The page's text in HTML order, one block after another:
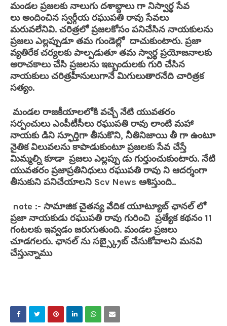
మండల ప్రజలకు నాలుగు దశాబ్దాలు గా నిస్వార్థ సేవ
లుఅందించిన స్వర్గీయ రఘుపతి రావు సేవలు
మరువలేనివి. చరిత్రలో ప్రజలకోసం పనిచేసిన నాయకులను
ప్రజలు ఎల్లప్పుడూ తమ గుండెల్లో దాచుకుంటారు. ప్రజా
వ్యతిరేక చర్యలకు పాల్పడుతూ తమ స్వార్ధ ప్రయోజనాలకు
అరాచకాలు చేసి ప్రజలను ఇబ్బందులకు గురి చేసిన
నాయకులు చరిత్రహీనులుగానే మిగులుతారనేది చారిత్రక
సత్యం.
మండల రాజకీయాలలోకి వచ్చే నేటి యువతరం
సర్పంచులు ఎంపీటీసీలు రఘుపతి రావు లాంటి మహా
నాయకు డిని స్ఫూర్తిగా తీసుకొని, నీతినిజాయి తీ గా ఉంటూ
నైతిక విలువలను కాపాడుకుంటూ ప్రజలకు సేవ చేస్తే
మిమ్మల్ని కూడా ప్రజలు ఎల్లప్పు డు గుర్తుంచుకుంటారు. నేటి
యువతరం ప్రజాప్రతినిధులు రఘుపతి రావు ని ఆదర్శంగా
తీసుకుని పనిచేయాలని Scv News ఆశిస్తుంది..
note :- సామాజిక చైతన్య వేదిక యూట్యూబ్ ఛానల్ లో
ప్రజా నాయకుడు రఘుపతి రావు గురించి ప్రత్యేక కథనం 11
గంటలకు ఇవ్వడం జరుగుతుంది. మండల ప్రజలు
చూడగలరు. ఛానల్ ను సబ్స్క్రైబ్ చేసుకోవాలని మనవి
చేస్తున్నాము